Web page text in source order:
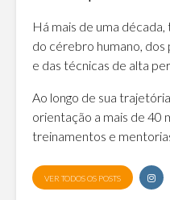
Há mais de uma
do cérebro humano,
e das técnicas de alta
Ao longo de sua
orientação a mais de 40
treinamentos e
VER TODOS OS POSTS